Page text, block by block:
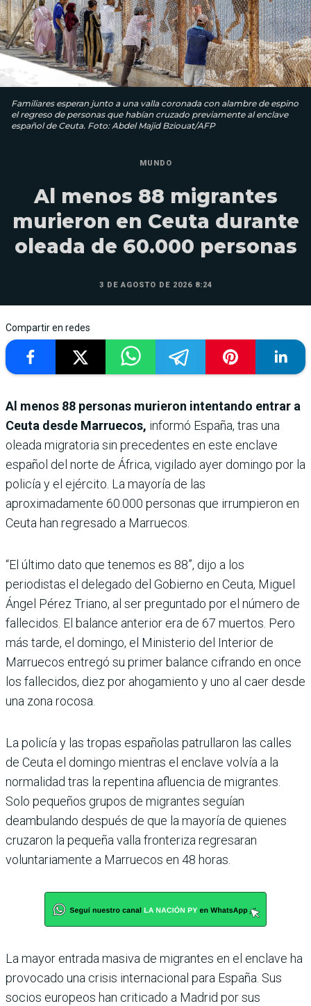
Familiares esperan junto a una valla coronada con alambre de espino
el regreso de personas que habían cruzado previamente al enclave
español de Ceuta. Foto: Abdel Majid Bziouat/AFP
MUNDO
Al menos 88 migrantes
murieron en Ceuta durante
oleada de 60.000 personas
3 DE AGOSTO DE 2026 8:24
Compartir en redes
Al menos 88 personas murieron intentando entrar a
Ceuta desde Marruecos, informó España, tras una
oleada migratoria sin precedentes en este enclave
español del norte de África, vigilado ayer domingo por la
policía y el ejército. La mayoría de las
aproximadamente 60.000 personas que irrumpieron en
Ceuta han regresado a Marruecos.
“El último dato que tenemos es 88”, dijo a los
periodistas el delegado del Gobierno en Ceuta, Miguel
Ángel Pérez Triano, al ser preguntado por el número de
fallecidos. El balance anterior era de 67 muertos. Pero
más tarde, el domingo, el Ministerio del Interior de
Marruecos entregó su primer balance cifrando en once
los fallecidos, diez por ahogamiento y uno al caer desde
una zona rocosa.
La policía y las tropas españolas patrullaron las calles
de Ceuta el domingo mientras el enclave volvía a la
normalidad tras la repentina afluencia de migrantes.
Solo pequeños grupos de migrantes seguían
deambulando después de que la mayoría de quienes
cruzaron la pequeña valla fronteriza regresaran
voluntariamente a Marruecos en 48 horas.
La mayor entrada masiva de migrantes en el enclave ha
provocado una crisis internacional para España. Sus
socios europeos han criticado a Madrid por sus